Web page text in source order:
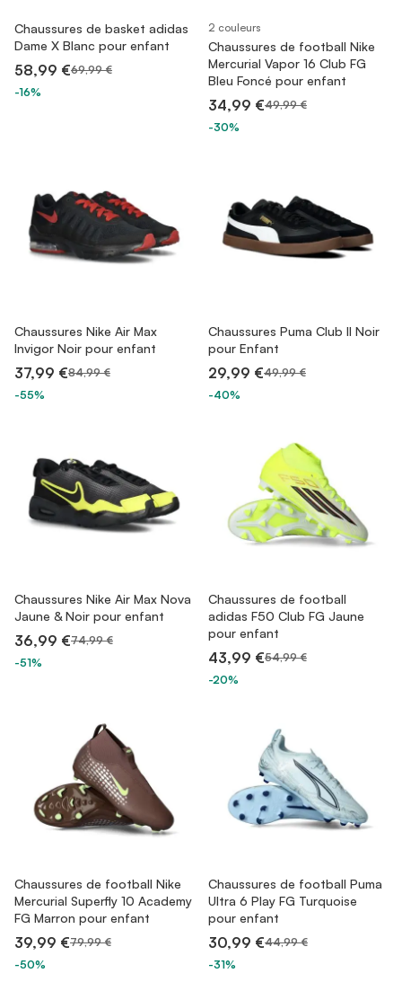
Chaussures de basket adidas
Dame X Blanc pour enfant
58,99 €69,99 €
-16%
2 couleurs
Chaussures de football Nike
Mercurial Vapor 16 Club FG
Bleu Foncé pour enfant
34,99 €49,99 €
-30%
Chaussures Nike Air Max
Invigor Noir pour enfant
37,99 €84,99 €
-55%
Chaussures Puma Club II Noir
pour Enfant
29,99 €49,99 €
-40%
Chaussures Nike Air Max Nova
Jaune & Noir pour enfant
36,99 €74,99 €
-51%
Chaussures de football
adidas F50 Club FG Jaune
pour enfant
43,99 €54,99 €
-20%
Chaussures de football Nike
Mercurial Superfly 10 Academy
FG Marron pour enfant
39,99 €79,99 €
-50%
Chaussures de football Puma
Ultra 6 Play FG Turquoise
pour enfant
30,99 €44,99 €
-31%